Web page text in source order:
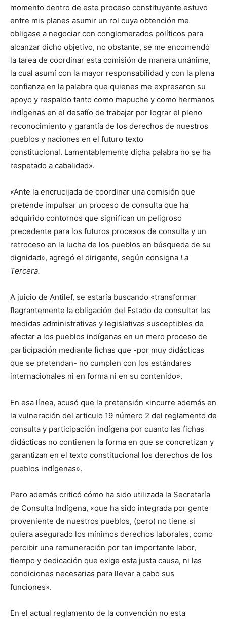
momento dentro de este proceso constituyente estuvo
entre mis planes asumir un rol cuya obtención me
obligase a negociar con conglomerados políticos para
alcanzar dicho objetivo, no obstante, se me encomendó
la tarea de coordinar esta comisión de manera unánime,
la cual asumí con la mayor responsabilidad y con la plena
confianza en la palabra que quienes me expresaron su
apoyo y respaldo tanto como mapuche y como hermanos
indígenas en el desafío de trabajar por lograr el pleno
reconocimiento y garantía de los derechos de nuestros
pueblos y naciones en el futuro texto
constitucional. Lamentablemente dicha palabra no se ha
respetado a cabalidad».
«Ante la encrucijada de coordinar una comisión que
pretende impulsar un proceso de consulta que ha
adquirido contornos que significan un peligroso
precedente para los futuros procesos de consulta y un
retroceso en la lucha de los pueblos en búsqueda de su
dignidad», agregó el dirigente, según consigna La
Tercera.
A juicio de Antilef, se estaría buscando «transformar
flagrantemente la obligación del Estado de consultar las
medidas administrativas y legislativas susceptibles de
afectar a los pueblos indígenas en un mero proceso de
participación mediante fichas que -por muy didácticas
que se pretendan- no cumplen con los estándares
internacionales ni en forma ni en su contenido».
En esa línea, acusó que la pretensión «incurre además en
la vulneración del articulo 19 número 2 del reglamento de
consulta y participación indígena por cuanto las fichas
didácticas no contienen la forma en que se concretizan y
garantizan en el texto constitucional los derechos de los
pueblos indígenas».
Pero además criticó cómo ha sido utilizada la Secretaría
de Consulta Indígena, «que ha sido integrada por gente
proveniente de nuestros pueblos, (pero) no tiene si
quiera asegurado los mínimos derechos laborales, como
percibir una remuneración por tan importante labor,
tiempo y dedicación que exige esta justa causa, ni las
condiciones necesarias para llevar a cabo sus
funciones».
En el actual reglamento de la convención no esta